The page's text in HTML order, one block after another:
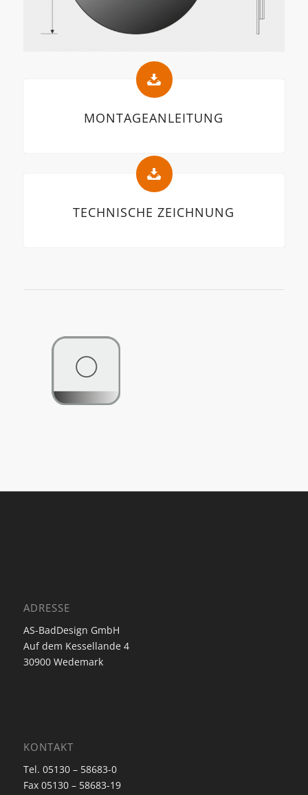
MONTAGEANLEITUNG
TECHNISCHE ZEICHNUNG
ADRESSE
AS-BadDesign GmbH
Auf dem Kessellande 4
30900 Wedemark
KONTAKT
Tel. 05130 – 58683-0
Fax 05130 – 58683-19